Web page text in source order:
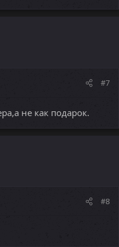
#7
не как подарок.
#8